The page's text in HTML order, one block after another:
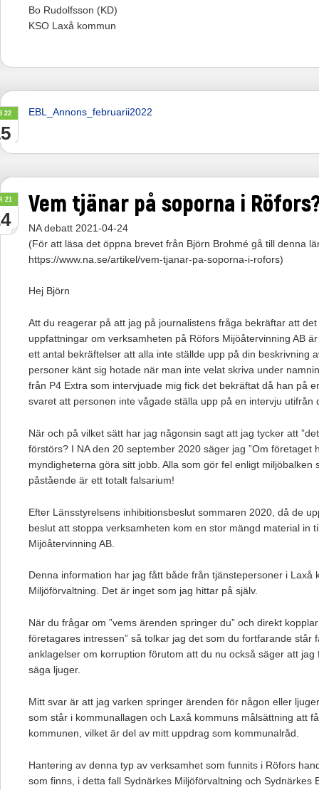
Bo Rudolfsson (KD)
KSO Laxå kommun
22 EBL_Annons_februarii2022
Vem tjänar på soporna i
21
NA debatt 2021-04-24
(För att läsa det öppna brevet från Björn Brohmé gå till denna
https://www.na.se/artikel/vem-tjanar-pa-soporna-i-rofors)
Hej Björn
Att du reagerar på att jag på journalistens fråga bekräftar att
uppfattningar om verksamheten på Röfors Mijöåtervinning AB
ett antal bekräftelser att alla inte ställde upp på din beskrivning
personer känt sig hotade när man inte velat skriva under
från P4 Extra som intervjuade mig fick det bekräftat då han på
svaret att personen inte vågade ställa upp på en intervju utifrån
När och på vilket sätt har jag någonsin sagt att jag tycker att
förstörs? I NA den 20 september 2020 säger jag ”Om företaget
myndigheterna göra sitt jobb. Alla som gör fel enligt miljöbalken
påstående är ett totalt falsarium!
Efter Länsstyrelsens inhibitionsbeslut sommaren 2020, då de
beslut att stoppa verksamheten kom en stor mängd material in
Mijöåtervinning AB.
Denna information har jag fått både från tjänstepersoner i Laxå
Miljöförvaltning. Det är inget som jag hittar på själv.
När du frågar om ”vems ärenden springer du” och direkt
företagares intressen” så tolkar jag det som du fortfarande står
anklagelser om korruption förutom att du nu också säger att jag
säga ljuger.
Mitt svar är att jag varken springer ärenden för någon eller
som står i kommunallagen och Laxå kommuns målsättning att
kommunen, vilket är del av mitt uppdrag som kommunalråd.
Hantering av denna typ av verksamhet som funnits i Röfors
som finns, i detta fall Sydnärkes Miljöförvaltning och Sydnärkes